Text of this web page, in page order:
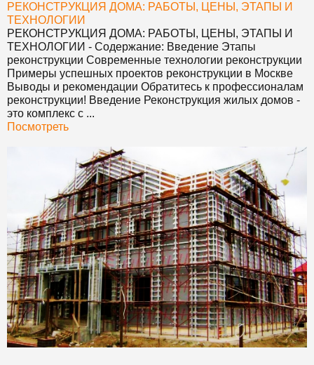
РЕКОНСТРУКЦИЯ ДОМА: РАБОТЫ, ЦЕНЫ, ЭТАПЫ И
ТЕХНОЛОГИИ
РЕКОНСТРУКЦИЯ ДОМА: РАБОТЫ, ЦЕНЫ, ЭТАПЫ И
ТЕХНОЛОГИИ - Содержание: Введение Этапы
реконструкции Современные технологии реконструкции
Примеры успешных проектов реконструкции в Москве
Выводы и рекомендации Обратитесь к профессионалам
реконструкции! Введение Реконструкция жилых домов -
это комплекс с ...
Посмотреть